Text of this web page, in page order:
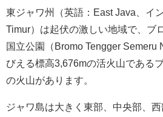
東ジャワ州（英語：East Java、イ
Timur）は起伏の激しい地域で、ブ
国立公園（Bromo Tengger Semeru
びえる標高3,676mの活火山である
の火山があります。
ジャワ島は大きく東部、中央部、